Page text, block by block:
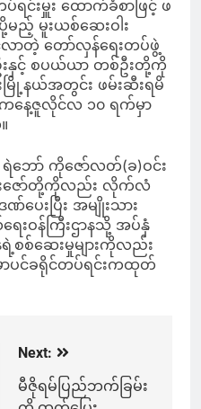
င်းမှူး ထောက်ခံစာဖြင့် ဖ
ည့် မူးယစ်ဆေးဝါး
လာတဲ့ တော်လှန်ရေးတပ်ဖွဲ့
းနှင့် စပယ်ယာ တစ်ဦးတို့ကို
မြို့နယ်အတွင်း ဖမ်းဆီးရမိ
ဒီကနေ့ဇူလိုင်လ ၁၀ ရက်မှာ
ဘော် ကိုဇော်လတ်(ခ)ဝင်း
းဇော်တို့ကိုလည်း လိုက်လံ
ပေးပြီး အမျိုးသား
းဝန်ကြီးဌာနသို့ အပ်နှံ
ရဲ့စစ်ဆေးမှုများကိုလည်း
ပင်ခရိုင်တပ်ရင်းကထုတ်
Next:
မီဇိုရမ်ပြည်ဘက်ခြမ်း